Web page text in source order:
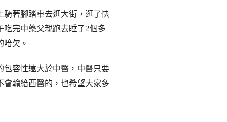
騎著腳踏車去逛大街，逛了快
完中藥父親跑去睡了2個多
欠。
容性遠大於中醫，中醫只要
輸給西醫的，也希望大家多